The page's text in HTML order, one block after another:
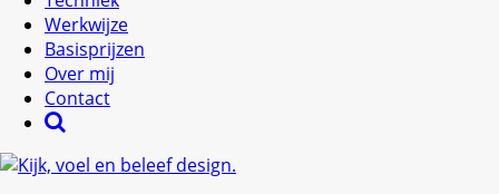
Werkwijze
Basisprijzen
Over mij
Contact